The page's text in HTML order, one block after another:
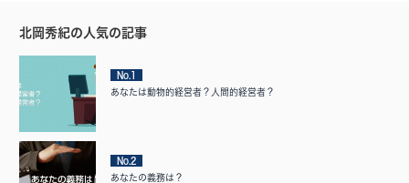
北岡秀紀の人気の記事
No.1
あなたは動物的経営者？人間的経営者？
No.2
あなたの義務は？